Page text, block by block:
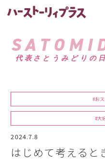
代表さとうみどりの
#お
#大
2024.7.8
はじめて考えると